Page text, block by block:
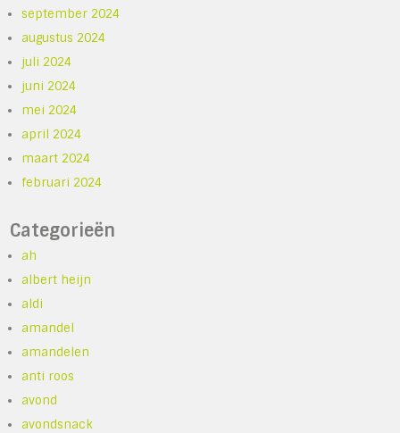
september 2024
augustus 2024
juli 2024
juni 2024
mei 2024
april 2024
maart 2024
februari 2024
Categorieën
ah
albert heijn
aldi
amandel
amandelen
anti roos
avond
avondsnack